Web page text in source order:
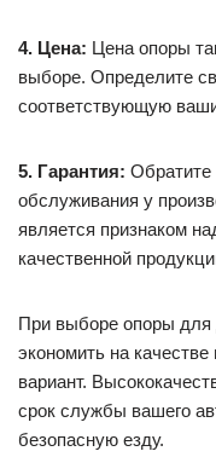
4. Цена: Цена опоры
выборе. Определите
соответствующую
5. Гарантия: Обратите
обслуживания у
является признаком
качественной
При выборе опоры для
экономить на
вариант.
срок службы вашего
безопасную езду.